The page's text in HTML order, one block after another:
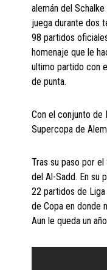
alemán del
juega durante dos
98 partidos
homenaje que le
ultimo partido con
de punta.
Con el conjunto de
Supercopa de
Tras su paso por
del Al-Sadd. En su
22 partidos de
de Copa en donde
Aun le queda un